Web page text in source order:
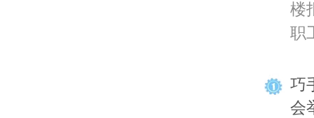
楼
职
巧
会